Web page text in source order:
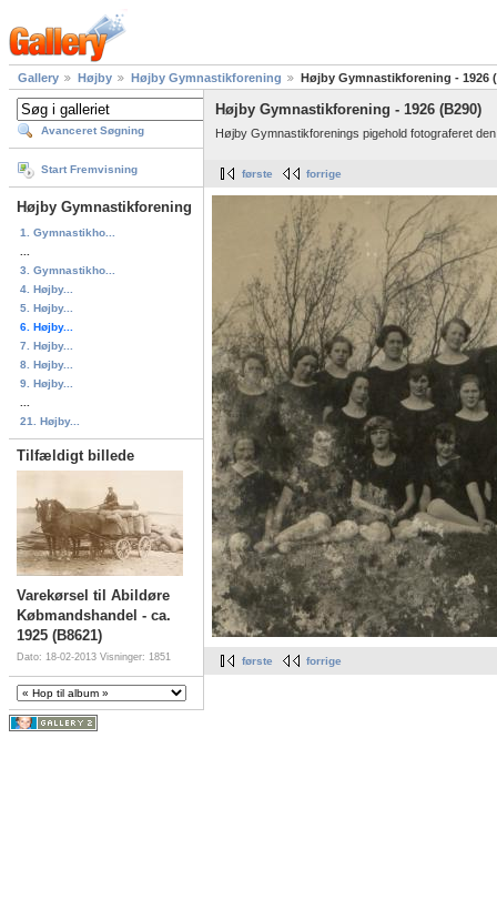
Gallery Højby Højby Gymnastikforening Højby Gymnastikforening - 1926
Avanceret Søgning
Start Fremvisning
Højby Gymnastikforening
1. Gymnastikho...
3. Gymnastikho...
4. Højby...
5. Højby...
6. Højby...
7. Højby...
8. Højby...
9. Højby...
21. Højby...
Tilfældigt billede
Varekørsel til Abildøre
Købmandshandel - ca.
1925 (B8621)
Dato: 18-02-2013 Visninger: 1851
Højby Gymnastikforening - 1926 (B290)
Højby Gymnastikforenings pigehold fotograferet
første forrige
første forrige